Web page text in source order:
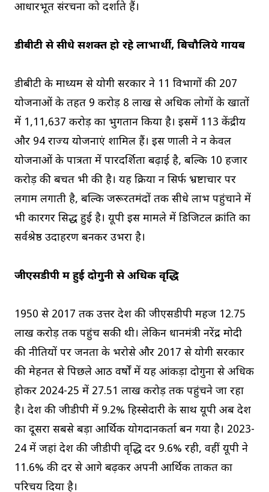
आधारभूत संरचना को दर्शाते हैं।
डीबीटी से सीधे सशक्त हो रहे लाभार्थी, बिचौलिये गायब
डीबीटी के माध्यम से योगी सरकार ने 11 विभागों की 207
योजनाओं के तहत 9 करोड़ 8 लाख से अधिक लोगों के खातों
में ₹1,11,637 करोड़ का भुगतान किया है। इसमें 113 केंद्रीय
और 94 राज्य योजनाएं शामिल हैं। इस प्रणाली ने न केवल
योजनाओं के पात्रता में पारदर्शिता बढ़ाई है, बल्कि ₹10 हजार
करोड़ की बचत भी की है। यह प्रक्रिया न सिर्फ भ्रष्टाचार पर
लगाम लगाती है, बल्कि जरूरतमंदों तक सीधे लाभ पहुंचाने में
भी कारगर सिद्ध हुई है। यूपी इस मामले में डिजिटल क्रांति का
सर्वश्रेष्ठ उदाहरण बनकर उभरा है।
जीएसडीपी में हुई दोगुनी से अधिक वृद्धि
1950 से 2017 तक उत्तर प्रदेश की जीएसडीपी महज ₹12.75
लाख करोड़ तक पहुंच सकी थी। लेकिन प्रधानमंत्री नरेंद्र मोदी
की नीतियों पर जनता के भरोसे और 2017 से योगी सरकार
की मेहनत से पिछले आठ वर्षों में यह आंकड़ा दोगुना से अधिक
होकर 2024-25 में ₹27.51 लाख करोड़ तक पहुंचने जा रहा
है। देश की जीडीपी में 9.2% हिस्सेदारी के साथ यूपी अब देश
का दूसरा सबसे बड़ा आर्थिक योगदानकर्ता बन गया है। 2023-
24 में जहां देश की जीडीपी वृद्धि दर 9.6% रही, वहीं यूपी ने
11.6% की दर से आगे बढ़कर अपनी आर्थिक ताकत का
परिचय दिया है।